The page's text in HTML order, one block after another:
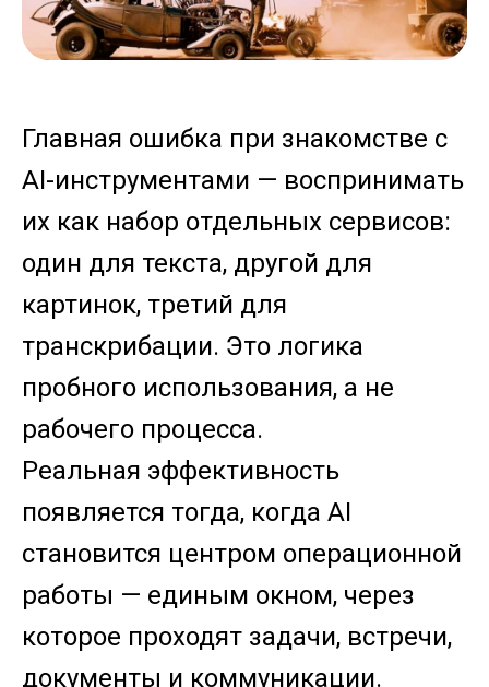
Главная ошибка при знакомстве с
AI-инструментами — воспринимать
их как набор отдельных сервисов:
один для текста, другой для
картинок, третий для
транскрибации. Это логика
пробного использования, а не
рабочего процесса.
Реальная эффективность
появляется тогда, когда AI
становится центром операционной
работы — единым окном, через
которое проходят задачи, встречи,
документы и коммуникации.